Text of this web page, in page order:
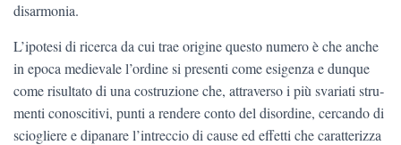
disarmonia.
L’ipotesi di ricerca da cui trae origine questo numero è che an­che
in epoca medievale l’ordine si presenti come esigenza e dunque
come risultato di una costruzione che, attraverso i più svariati stru­
menti conoscitivi, punti a rendere conto del disordine, cercando di
sciogliere e dipanare l’intreccio di cause ed effetti che caratterizza